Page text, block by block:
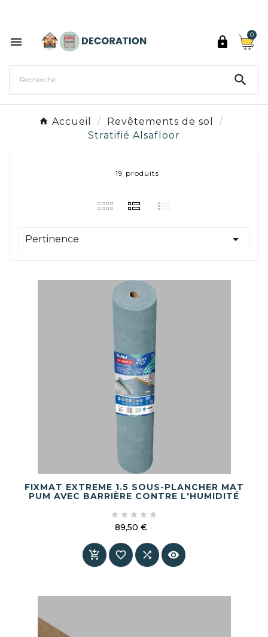
 
0

Accueil
Revêtements de sol
Stratifié Alsafloor
19 produits
Pertinence 
FIXMAT EXTREME 1.5 SOUS-PLANCHER MAT
PUM AVEC BARRIÈRE CONTRE L'HUMIDITÉ
    
89,50 €
   